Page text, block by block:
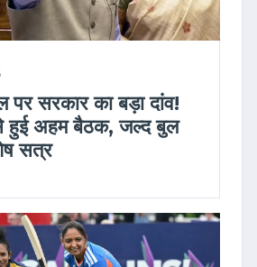
पर सरकार का बड़ा दांव!
हुई अहम बैठक, जल्द बुल
सत्र